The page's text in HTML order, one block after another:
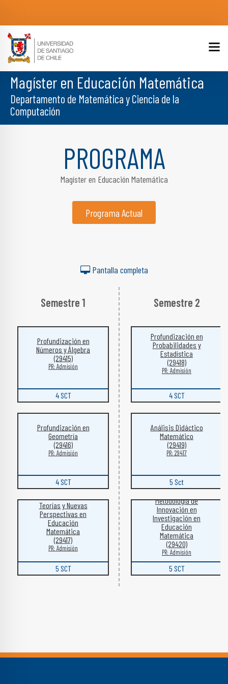
Magíster en Educación Matemática
Departamento de Matemática y Ciencia de la
Computación
PROGRAMA
Magíster en Educación Matemática
Programa Actual
Pantalla completa
Semestre 1
Profundización en
Números y Álgebra
(29415)
PR: Admisión
4 SCT
Profundización en
Geometría
(29416)
PR: Admisión
4 SCT
Teorías y Nuevas
Perspectivas en
Educación
Matemática
(29417)
PR: Admisión
5 SCT
Semestre 2
Profundización en
Probabilidades y
Estadística
(29418)
PR: Admisión
4 SCT
Análisis Didáctico
Matemático
(29419)
PR: 29417
5 Sct
Metodología de
Innovación en
Investigación en
Educación
Matemática
(29420)
PR: Admisión
5 SCT